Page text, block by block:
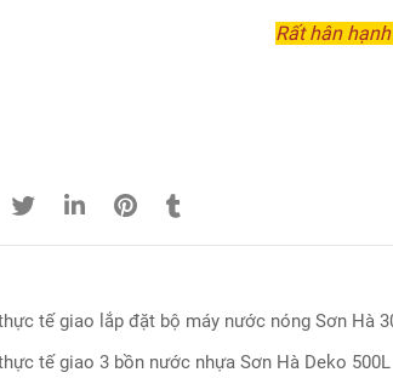
Rất hân
tế giao lắp đặt bộ máy nước nóng Sơn Hà
tế giao 3 bồn nước nhựa Sơn Hà Deko